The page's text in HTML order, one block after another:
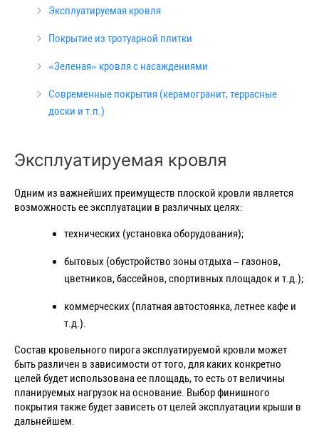
Эксплуатируемая кровля
Покрытие из тротуарной плитки
«Зеленая» кровля с насаждениями
Современные покрытия (керамогранит, террасные
доски и т.п.)
Эксплуатируемая кровля
Одним из важнейших преимуществ плоской кровли является
возможность ее эксплуатации в различных целях:
технических (установка оборудования);
бытовых (обустройство зоны отдыха – газонов,
цветников, бассейнов, спортивных площадок и т.д.);
коммерческих (платная автостоянка, летнее кафе и
т.д.).
Состав кровельного пирога эксплуатируемой кровли может
быть различен в зависимости от того, для каких конкретно
целей будет использована ее площадь, то есть от величины
планируемых нагрузок на основание. Выбор финишного
покрытия также будет зависеть от целей эксплуатации крыши в
дальнейшем.